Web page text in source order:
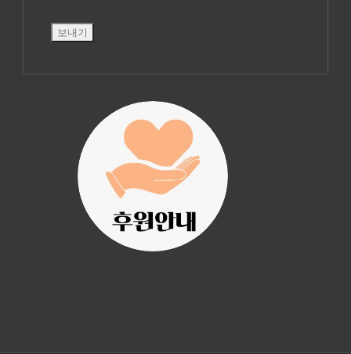
진리횃불 사역은
여러분의 후원으
로 이루어집니다.